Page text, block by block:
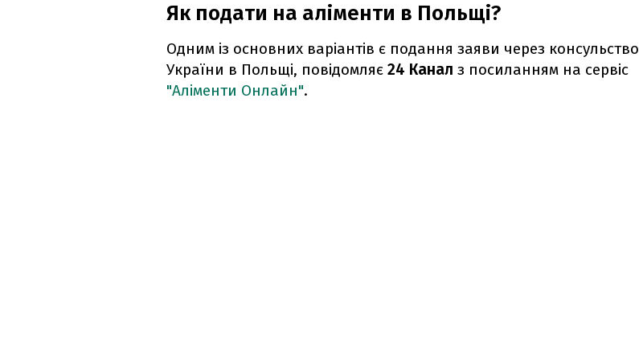
Як подати на аліменти в Польщі?
Одним із основних варіантів є подання заяви через консульство
України в Польщі, повідомляє 24 Канал з посиланням на сервіс
"Аліменти Онлайн".